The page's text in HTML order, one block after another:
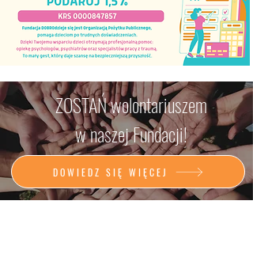
ZOSTAŃ wolontariuszem
w naszej Fundacji!
DOWIEDZ SIĘ WIĘCEJ